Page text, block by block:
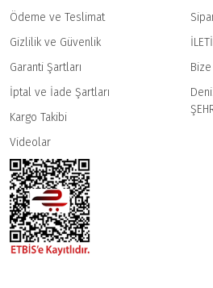
Ödeme ve Teslimat
Gizlilik ve Güvenlik
Garanti Şartları
İptal ve İade Şartları
Kargo Takibi
Videolar
Bize